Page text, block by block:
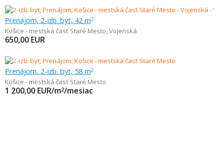
Prenájom, 2-izb. byt, 42 m2
Košice - mestská časť Staré Mesto,Vojenská
650,00 EUR
Prenájom, 2-izb. byt, 58 m2
Košice - mestská časť Staré Mesto
1 200,00 EUR/m2/mesiac